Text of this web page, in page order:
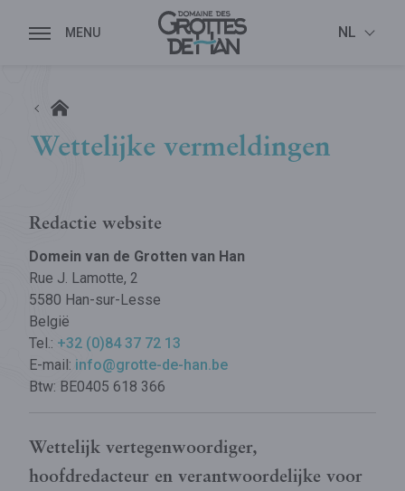
NL
Wettelijke vermeldingen
Redactie website
Domein van de Grotten van Han
Rue J. Lamotte, 2
5580 Han-sur-Lesse
België
Tel.: +32 (0)84 37 72 13
E-mail: info@grotte-de-han.be
Btw: BE0405 618 366
Wettelijk vertegenwoordiger,
hoofdredacteur en verantwoordelijke voor